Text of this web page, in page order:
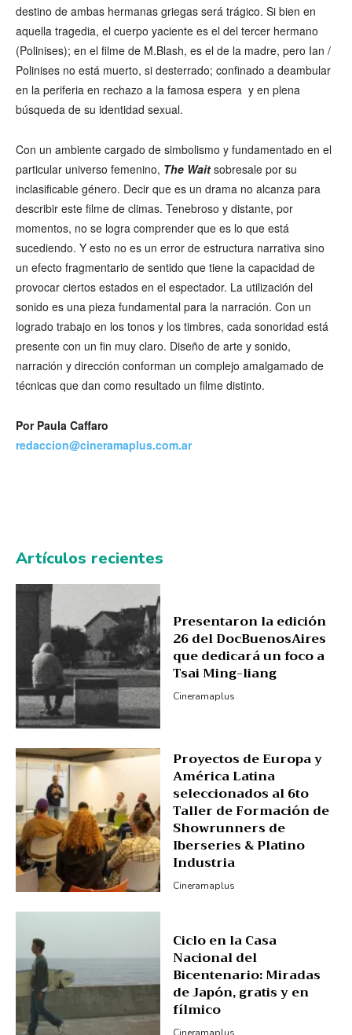
destino de ambas hermanas griegas será trágico. Si bien en
aquella tragedia, el cuerpo yaciente es el del tercer hermano
(Polinises); en el filme de M.Blash, es el de la madre, pero Ian /
Polinises no está muerto, si desterrado; confinado a deambular
en la periferia en rechazo a la famosa espera y en plena
búsqueda de su identidad sexual.
Con un ambiente cargado de simbolismo y fundamentado en el
particular universo femenino, The Wait sobresale por su
inclasificable género. Decir que es un drama no alcanza para
describir este filme de climas. Tenebroso y distante, por
momentos, no se logra comprender que es lo que está
sucediendo. Y esto no es un error de estructura narrativa sino
un efecto fragmentario de sentido que tiene la capacidad de
provocar ciertos estados en el espectador. La utilización del
sonido es una pieza fundamental para la narración. Con un
logrado trabajo en los tonos y los timbres, cada sonoridad está
presente con un fin muy claro. Diseño de arte y sonido,
narración y dirección conforman un complejo amalgamado de
técnicas que dan como resultado un filme distinto.
Por Paula Caffaro
redaccion@cineramaplus.com.ar
Artículos recientes
Presentaron la edición
26 del DocBuenosAires
que dedicará un foco a
Tsai Ming-liang
Cineramaplus
Proyectos de Europa y
América Latina
seleccionados al 6to
Taller de Formación de
Showrunners de
Iberseries & Platino
Industria
Cineramaplus
Ciclo en la Casa
Nacional del
Bicentenario: Miradas
de Japón, gratis y en
fílmico